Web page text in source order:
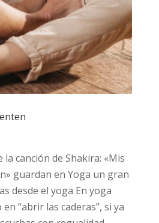
la canción de Shakira: «Mis
guardan en Yoga un gran
desde el yoga En yoga
“abrir las caderas”, si ya